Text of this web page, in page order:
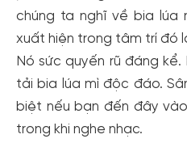
chúng ta nghĩ về bia lúa
xuất hiện trong tâm trí đó
Nó sức quyến rũ đáng
tải bia lúa mì độc đáo.
biệt nếu bạn đến đây
trong khi nghe nhạc.